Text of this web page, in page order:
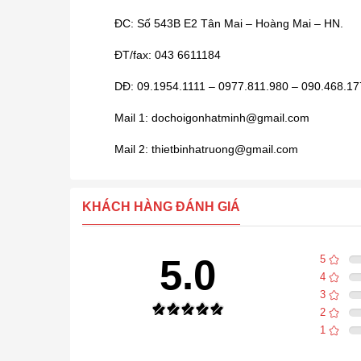
ĐC: Số 543B E2 Tân Mai – Hoàng Mai – HN.
ĐT/fax: 043 6611184
DĐ: 09.1954.1111 – 0977.811.980 –
Mail 1: dochoigonhatminh@gmail.com
Mail 2: thietbinhatruong@gmail.com
KHÁCH HÀNG ĐÁNH GIÁ
5.0
5
4
3
2
1